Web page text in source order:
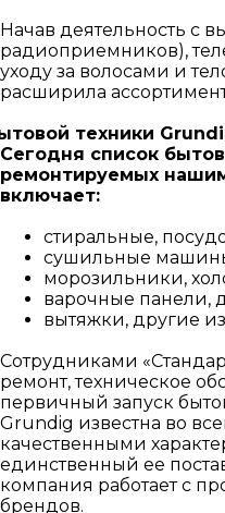
Начав деятельность с
радиоприемников),
уходу за волосами и
расширила
Сегодня список
ремонтируемых
включает:
стиральные,
сушильные
морозильники,
варочные панели,
вытяжки, другие
Сотрудниками
ремонт, техническое
первичный запуск
Grundig известна во
качественными
единственный ее
компания работает с
брендов.